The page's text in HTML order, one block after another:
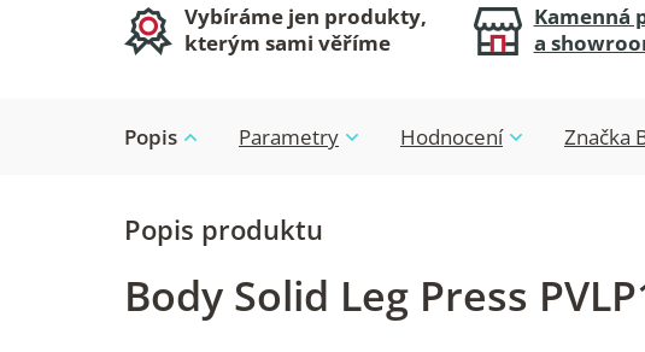
Vybíráme jen produkty,
kterým sami věříme
Kamenná
a
Popis Parametry Hodnocení Značka
Body Solid Leg Press